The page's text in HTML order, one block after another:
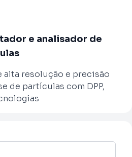
e analisador de
resolução e precisão
de partículas com DPP,